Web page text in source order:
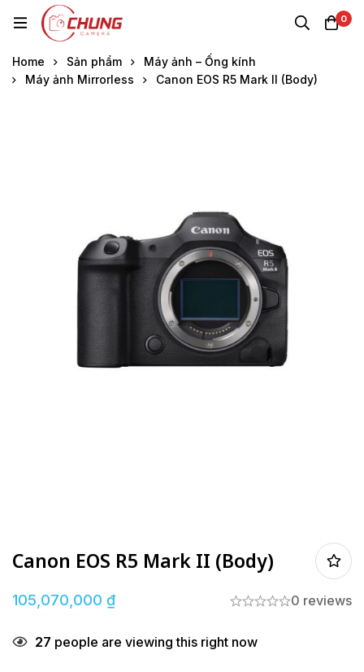
0
Home Sản phẩm
Máy ảnh – Ống kính
Máy ảnh Mirrorless
Canon EOS R5 Mark II (Body)
Canon EOS R5 Mark II (Body)
105,070,000 ₫ 0 reviews
27 people are viewing this right now